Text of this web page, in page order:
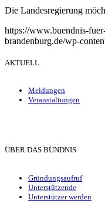
Die Landesregierung
https://www.buendnis-
brandenburg.de/wp-
AKTUELL
Meldungen
Veranstaltungen
ÜBER DAS BÜNDNIS
Gründungsaufruf
Unterstützende
Unterstützer werden